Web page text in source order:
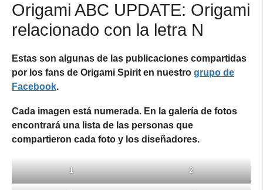
Origami ABC UPDATE: Origami
relacionado con la letra N
Estas son algunas de las publicaciones compartidas
por los fans de Origami Spirit en nuestro grupo de
Facebook.
Cada imagen está numerada. En la galería de fotos
encontrará una lista de las personas que
compartieron cada foto y los diseñadores.
1 2